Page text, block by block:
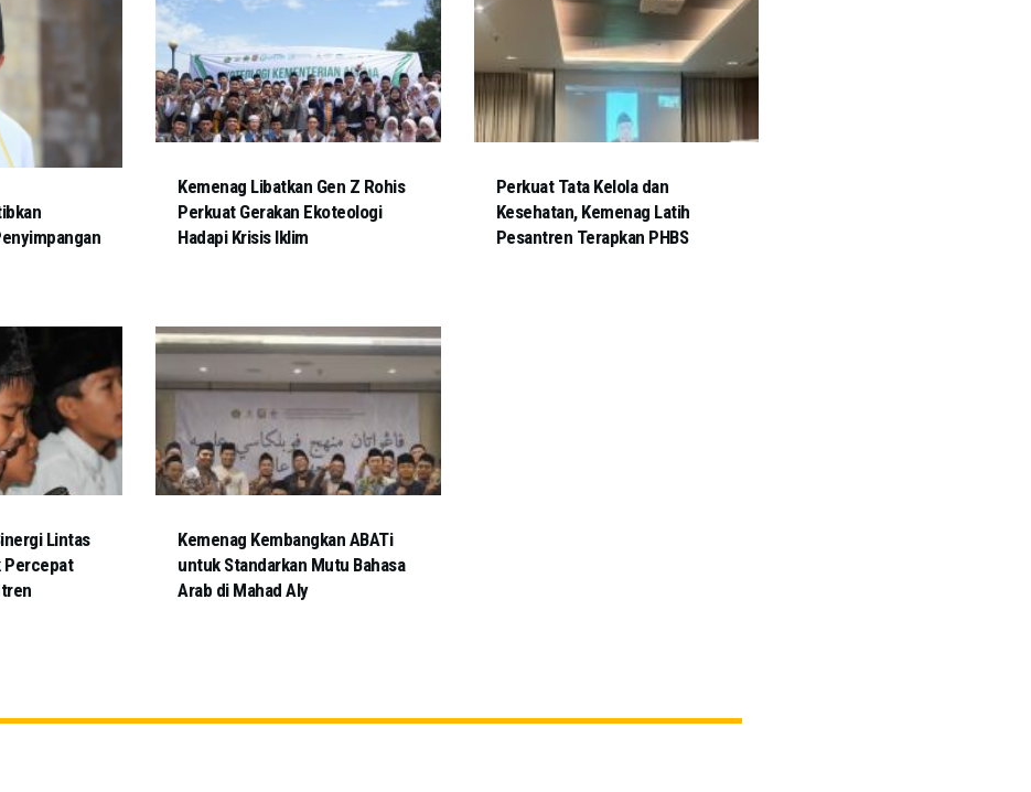
Kemenag Libatkan Gen Z Rohis
Perkuat Gerakan Ekoteologi
Hadapi Krisis Iklim
Perkuat Tata Kelola dan
Kesehatan, Kemenag Latih
Pesantren Terapkan PHBS
Lintas
Percepat
Kemenag Kembangkan ABATi
untuk Standarkan Mutu Bahasa
Arab di Mahad Aly